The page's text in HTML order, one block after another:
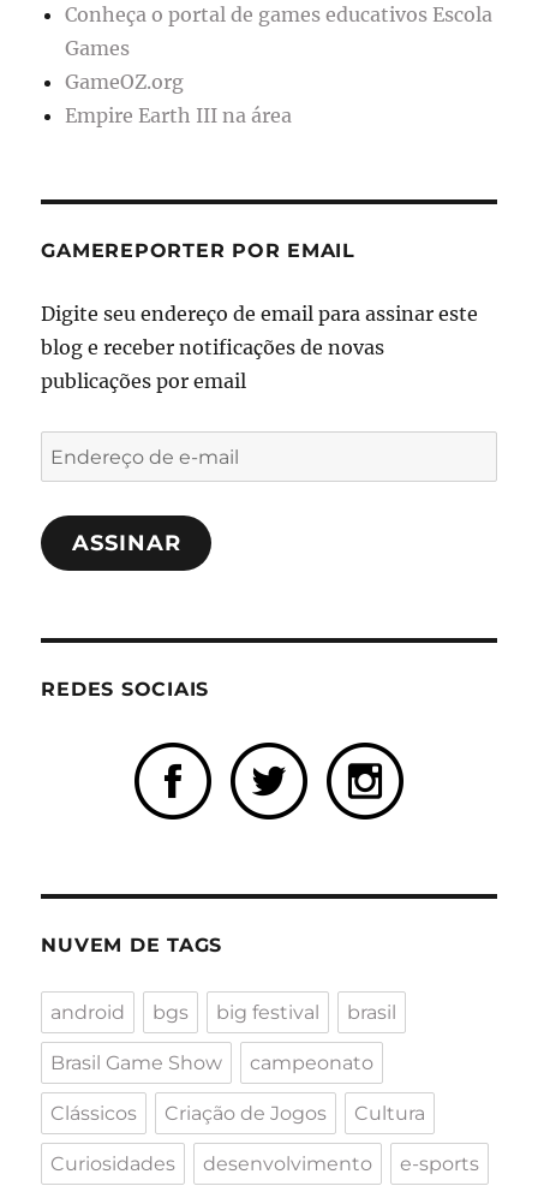
Conheça o portal de games educativos Escola
Games
GameOZ.org
Empire Earth III na área
GAMEREPORTER POR EMAIL
Digite seu endereço de email para assinar este
blog e receber notificações de novas
publicações por email
Endereço
de
e-
mailASSINAR
REDES SOCIAIS
NUVEM DE TAGS
android bgs big festival brasil
Brasil Game Show campeonato
Clássicos Criação de Jogos Cultura
Curiosidades desenvolvimento e-sports